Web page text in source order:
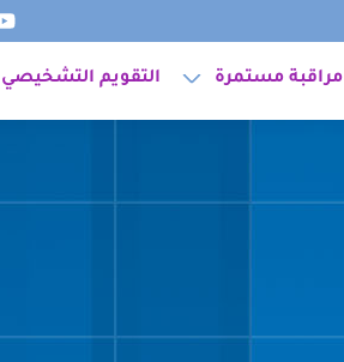
مراقبة مستمرة التقويم التشخيصي